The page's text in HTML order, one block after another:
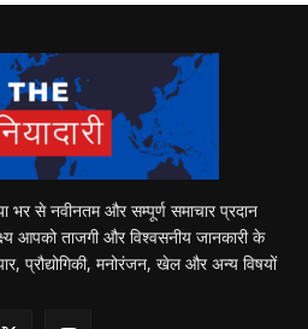
भर से नवीनतम और सम्पूर्ण समाचार प्रदान
आपको ताजगी और विश्वसनीय जानकारी के
प्रौद्योगिकी, मनोरंजन, खेल और अन्य विषयों